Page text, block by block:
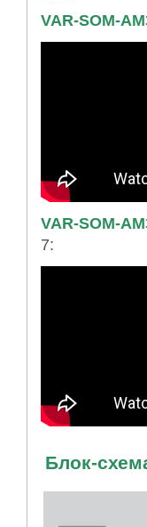
VAR-SOM-
VAR-SOM-
7:
Блок-